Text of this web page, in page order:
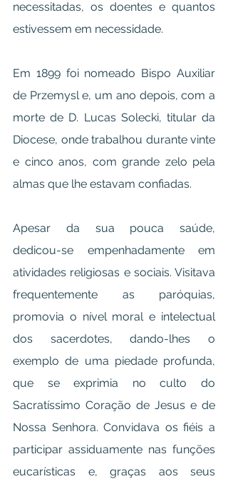
necessitadas, os doentes e quantos
estivessem em necessidade.
Em 1899 foi nomeado Bispo Auxiliar
de Przemysl e, um ano depois, com a
morte de D. Lucas Solecki, titular da
Diocese, onde trabalhou durante vinte
e cinco anos, com grande zelo pela
almas que lhe estavam confiadas.
Apesar da sua pouca saúde,
dedicou-se empenhadamente em
atividades religiosas e sociais. Visitava
frequentemente as paróquias,
promovia o nível moral e intelectual
dos sacerdotes, dando-lhes o
exemplo de uma piedade profunda,
que se exprimia no culto do
Sacratíssimo Coração de Jesus e de
Nossa Senhora. Convidava os fiéis a
participar assiduamente nas funções
eucarísticas e, graças aos seus